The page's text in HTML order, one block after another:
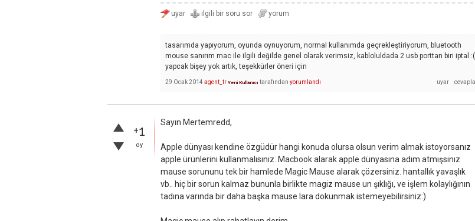
tasarımda yapıyorum, oyunda oynuyorum, normal kullanımda geçrekleştiriyorum, bluetooth
mouse sanırım mac ile ilgili değilde genel olarak verimsiz, kabloluldada 2 usb porttan biri iptal :(
yapcak bişey yok artık, teşekkürler öneri için
29 Ocak 2014 agent_tr Yeni Kullanıcı tarafından yorumlandı
+1
oy
Sayın Mertemredd,
Apple dünyası kendine özgüdür hangi konuda olursa olsun verim almak istoyorsanız
apple ürünlerini kullanmalısınız. Macbook alarak apple dünyasına adım atmışsınız
mause sorununu tek bir hamlede Magic Mause alarak çözersiniz. hantallık yavaşlık
vb.. hiç bir sorun kalmaz bununla birlikte magiz mause un şıklığı, ve işlem kolaylığının
tadına varında bir daha başka mause lara dokunmak istemeyebilirsiniz:)